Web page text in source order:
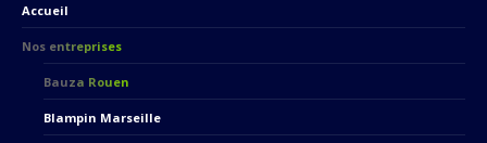
in
new new
Accueil
Nos entreprises
Bauza Rouen
Blampin Marseille